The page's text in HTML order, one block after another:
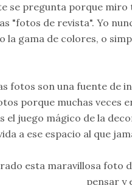
se pregunta porque
"fotos de revista". Yo
la gama de colores, o
fotos son una fuente de
porque muchas veces
el juego mágico de la
a ese espacio al que
esta maravillosa foto
pensar y